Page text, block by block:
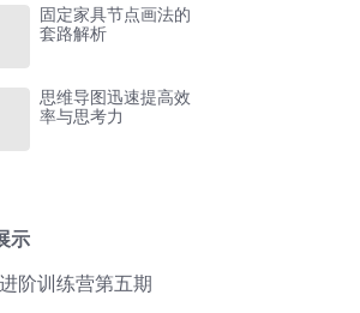
固定家具节点画法的
套路解析
思维导图迅速提高效
率与思考力
示
阶训练营第五期